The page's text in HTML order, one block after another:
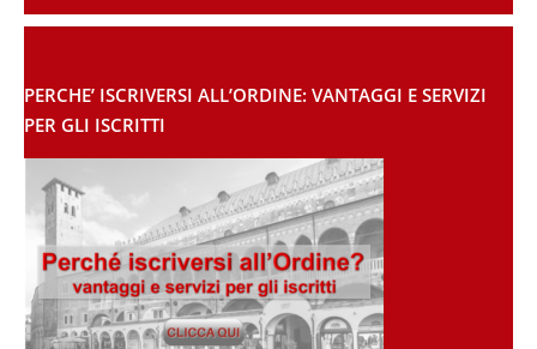
PERCHE’ ISCRIVERSI ALL’ORDINE: VANTAGGI E SERVIZI
PER GLI ISCRITTI